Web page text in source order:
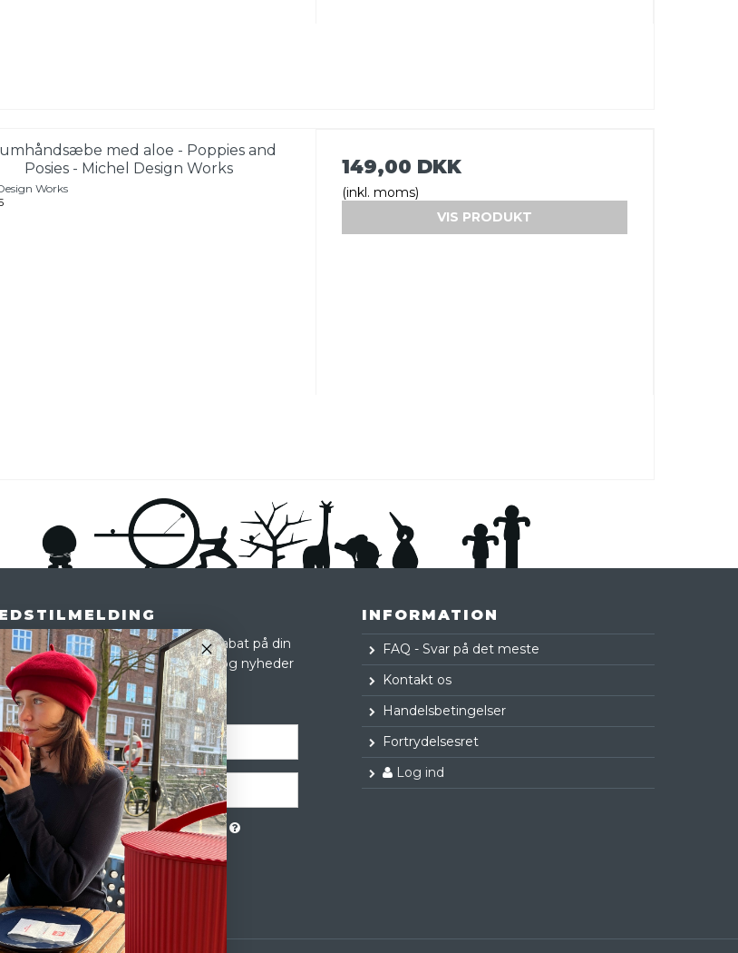
med aloe - Poppies and
Posies - Michel Design Works
Works
149,00 DKK
(inkl. moms)
VIS PRODUKT
dig vores nyhedsbrev og få 10 % rabat på din
ordre og modtag eksklusive tilbud og nyheder
Du kan altid afmelde dig igen.
vil gerne tilmeldes nyhedsbrevet
INFORMATION
FAQ - Svar på det meste
Kontakt os
Handelsbetingelser
Fortrydelsesret
Log ind